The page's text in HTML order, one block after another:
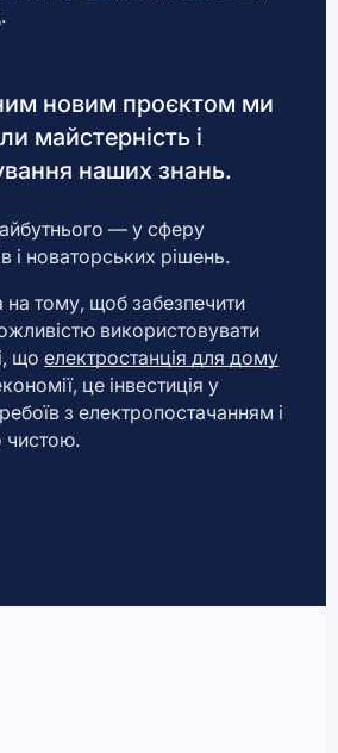
новим проєктом ми
майстерність і
наших знань.
— у сферу
і новаторських рішень.
тому, щоб забезпечити
використовувати
щоелектростанція для дому
це інвестиція у
з електропостачанням і
чистою.